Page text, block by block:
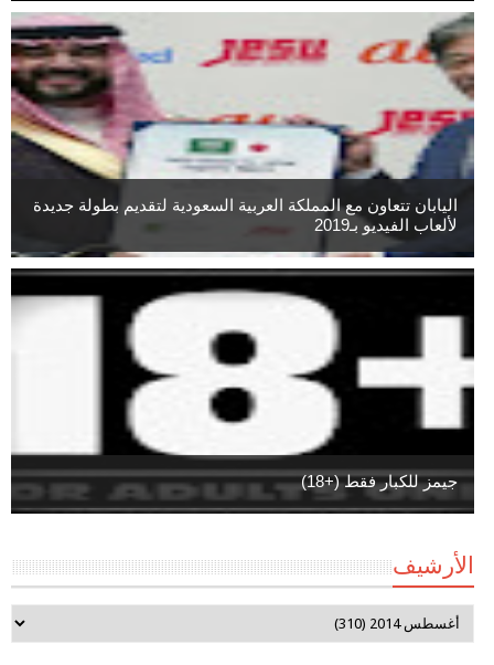
اليابان تتعاون مع المملكة العربية السعودية لتقديم بطولة جديدة
لألعاب الفيديو بـ2019
جيمز للكبار فقط (+18)
الأرشيف